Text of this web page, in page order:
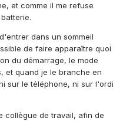
et comme il me refuse
dans un sommeil
de faire apparaître quoi
du démarrage, le mode
et quand je le branche en
sur le téléphone, ni sur l'ordi
collègue de travail, afin de